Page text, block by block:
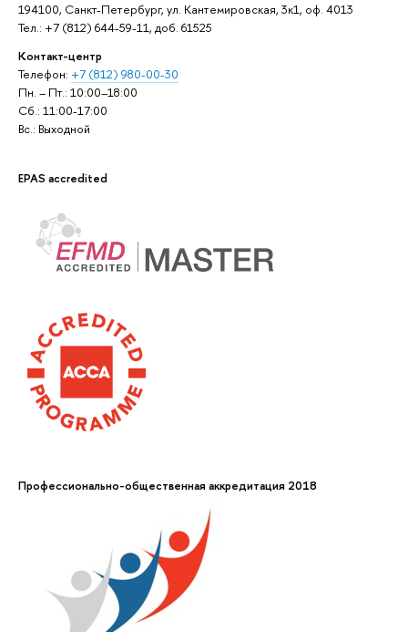
194100, Санкт-Петербург, ул. Кантемировская, 3к1, оф. 4013
Тел.: +7 (812) 644-59-11, доб. 61525
Контакт-центр
Телефон: +7 (812) 980-00-30
Пн. – Пт.: 10:00–18:00
Сб.: 11:00-17:00
Вс.: Выходной
EPAS accredited
Профессионально-общественная аккредитация 2018